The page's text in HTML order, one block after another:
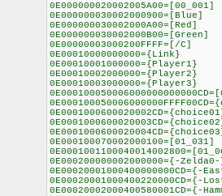
0E000000020002005A00=[00_001]
0E000000030002000900=[Blue]
0E000000030002000A00=[Red]
0E000000030002000B00=[Green]
0E00000003000200FFFF=[/C]
0E00010000000000={Link}
0E00010001000000={Player1}
0E00010002000000={Player2}
0E00010003000000={Player3}
0E000100070002000100=[01_031]
0E000200000002000000={-
0E00020001000400000000CD={-
0E00020001000400220000CD={-
0E00020002000400580001CD={-